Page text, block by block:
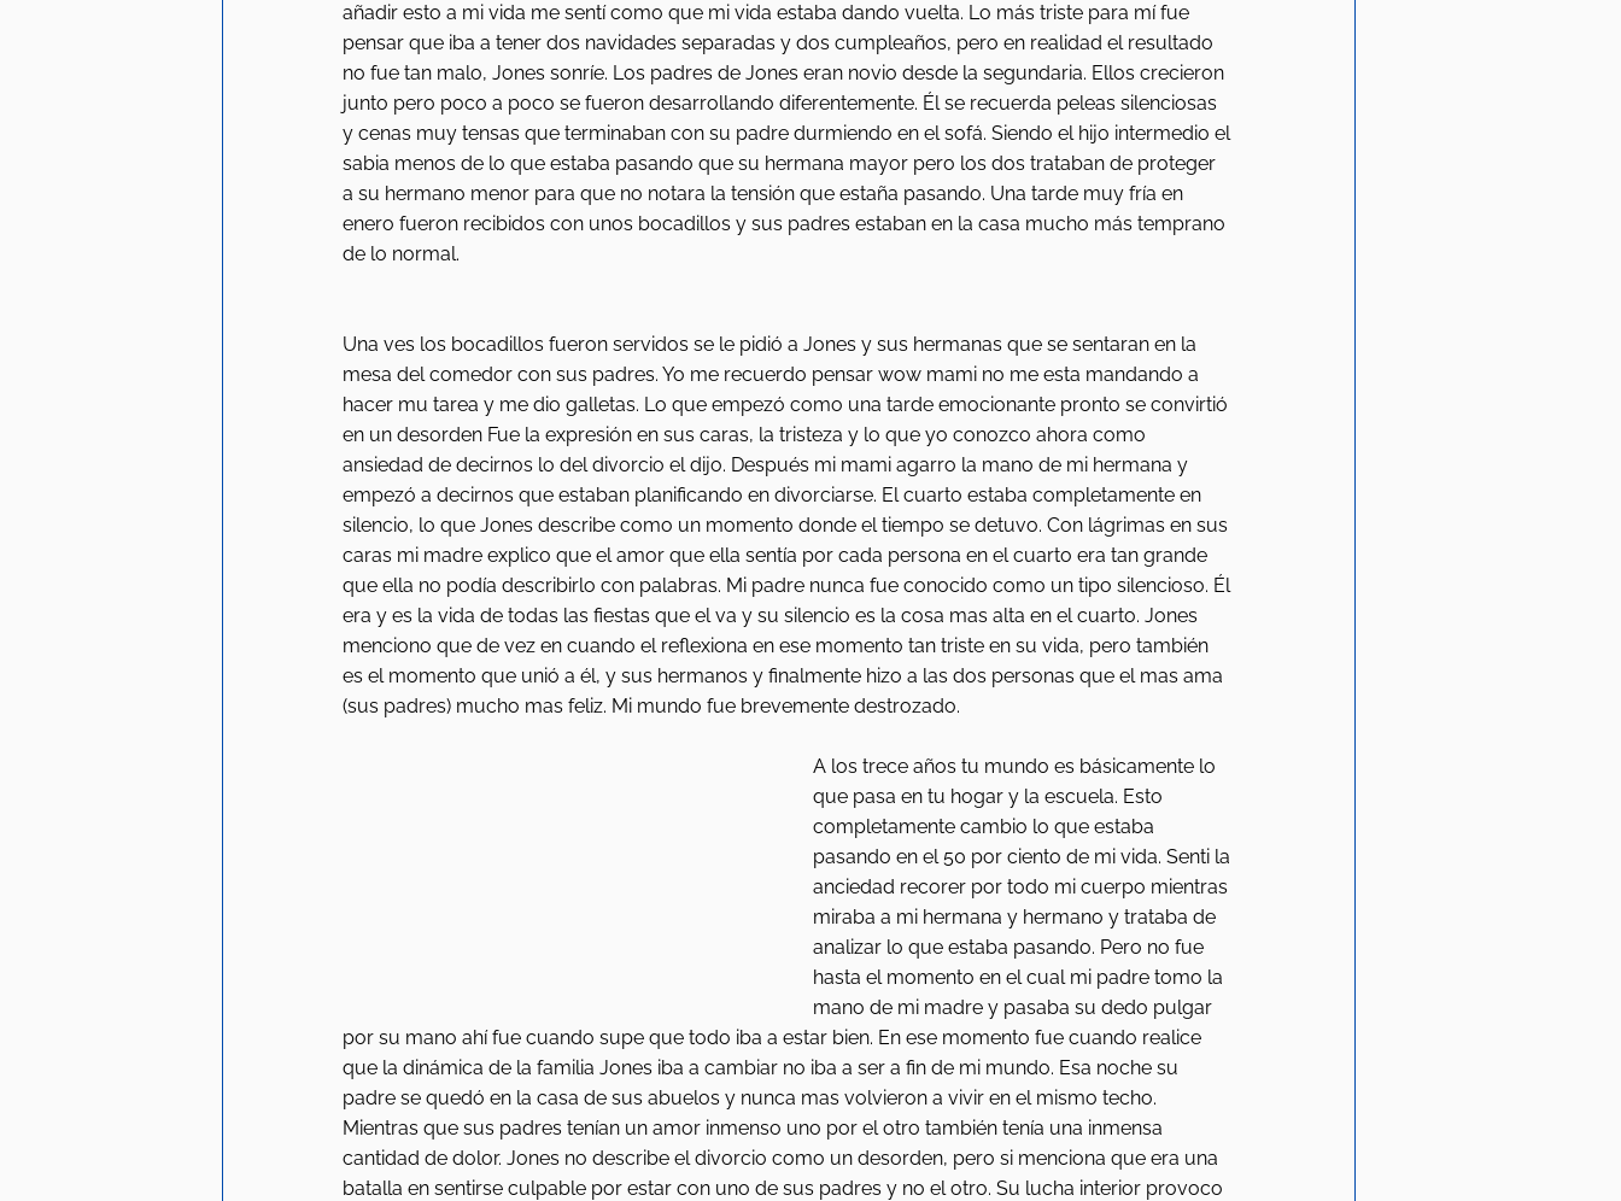
añadir esto a mi vida me sentí como que mi vida estaba dando vuelta. Lo más triste para mí fue
pensar que iba a tener dos navidades separadas y dos cumpleaños, pero en realidad el resultado
no fue tan malo, Jones sonríe. Los padres de Jones eran novio desde la segundaria. Ellos crecieron
junto pero poco a poco se fueron desarrollando diferentemente. Él se recuerda peleas silenciosas
y cenas muy tensas que terminaban con su padre durmiendo en el sofá. Siendo el hijo intermedio el
sabia menos de lo que estaba pasando que su hermana mayor pero los dos trataban de proteger
a su hermano menor para que no notara la tensión que estaña pasando. Una tarde muy fría en
enero fueron recibidos con unos bocadillos y sus padres estaban en la casa mucho más temprano
de lo normal.
Una ves los bocadillos fueron servidos se le pidió a Jones y sus hermanas que se sentaran en la
mesa del comedor con sus padres. Yo me recuerdo pensar wow mami no me esta mandando a
hacer mu tarea y me dio galletas. Lo que empezó como una tarde emocionante pronto se convirtió
en un desorden Fue la expresión en sus caras, la tristeza y lo que yo conozco ahora como
ansiedad de decirnos lo del divorcio el dijo. Después mi mami agarro la mano de mi hermana y
empezó a decirnos que estaban planificando en divorciarse. El cuarto estaba completamente en
silencio, lo que Jones describe como un momento donde el tiempo se detuvo. Con lágrimas en sus
caras mi madre explico que el amor que ella sentía por cada persona en el cuarto era tan grande
que ella no podía describirlo con palabras. Mi padre nunca fue conocido como un tipo silencioso. Él
era y es la vida de todas las fiestas que el va y su silencio es la cosa mas alta en el cuarto. Jones
menciono que de vez en cuando el reflexiona en ese momento tan triste en su vida, pero también
es el momento que unió a él, y sus hermanos y finalmente hizo a las dos personas que el mas ama
(sus padres) mucho mas feliz. Mi mundo fue brevemente destrozado.
A los trece años tu mundo es básicamente lo
que pasa en tu hogar y la escuela. Esto
completamente cambio lo que estaba
pasando en el 50 por ciento de mi vida. Senti la
anciedad recorer por todo mi cuerpo mientras
miraba a mi hermana y hermano y trataba de
analizar lo que estaba pasando. Pero no fue
hasta el momento en el cual mi padre tomo la
mano de mi madre y pasaba su dedo pulgar
por su mano ahí fue cuando supe que todo iba a estar bien. En ese momento fue cuando realice
que la dinámica de la familia Jones iba a cambiar no iba a ser a fin de mi mundo. Esa noche su
padre se quedó en la casa de sus abuelos y nunca mas volvieron a vivir en el mismo techo.
Mientras que sus padres tenían un amor inmenso uno por el otro también tenía una inmensa
cantidad de dolor. Jones no describe el divorcio como un desorden, pero si menciona que era una
batalla en sentirse culpable por estar con uno de sus padres y no el otro. Su lucha interior provoco